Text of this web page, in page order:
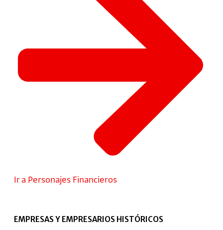
Ir a Personajes Financieros
EMPRESAS Y EMPRESARIOS HISTÓRICOS